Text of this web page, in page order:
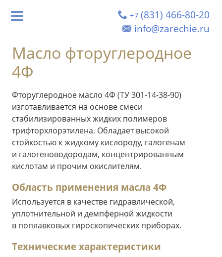
+7 (831) 466-80-20
info@zarechie.ru
Масло фторуглеродное
4Ф
Фторуглеродное масло 4Ф (ТУ 301-14-38-90)
изготавливается на основе смеси
стабилизированных жидких полимеров
трифторхлорэтилена. Обладает высокой
стойкостью к жидкому кислороду, галогенам
и галогеноводородам, концентрированным
кислотам и прочим окислителям.
Область применения масла 4Ф
Используется в качестве гидравлической,
уплотнительной и демпферной жидкости
в поплавковых гироскопических приборах.
Технические характеристики